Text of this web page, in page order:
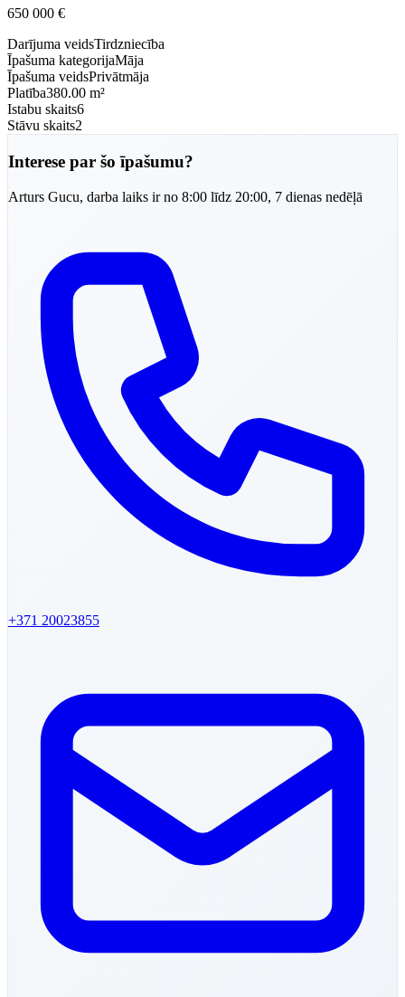
650 000 €
Darījuma veidsTirdzniecība
Īpašuma kategorijaMāja
Īpašuma veidsPrivātmāja
Platība380.00 m²
Istabu skaits6
Stāvu skaits2
Interese par šo īpašumu?
Arturs Gucu, darba laiks ir no 8:00 līdz 20:00, 7 dienas nedēļā
+371 20023855